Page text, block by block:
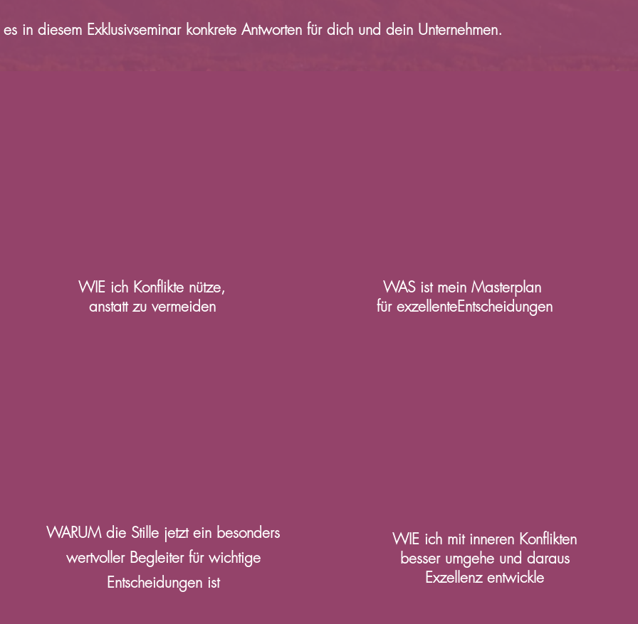
in diesem Exklusivseminar konkrete Antworten für dich und dein Unternehmen.
WIE ich Konflikte nütze,
anstatt zu vermeiden
WAS ist mein Masterplan
für exzellenteEntscheidungen
WARUM die Stille jetzt ein besonders
wertvoller Begleiter für wichtige
Entscheidungen ist
WIE ich mit inneren Konflikten
besser umgehe und daraus
Exzellenz entwickle